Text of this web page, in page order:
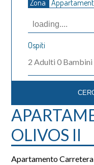
Zona
Ospiti
2 Adulti0 Bambini
OLIVOS II
ApartamentoCarretera